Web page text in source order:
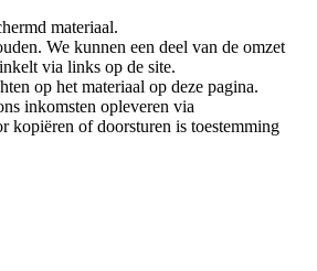
materiaal.
We kunnen een deel van de omzet
via links op de site.
op het materiaal op deze pagina.
inkomsten opleveren via
kopiëren of doorsturen is toestemming